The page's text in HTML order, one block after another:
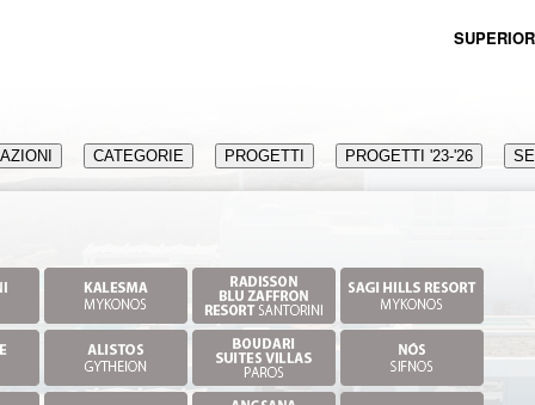
CATEGORIE PROGETTI PROGETTI '23-'26